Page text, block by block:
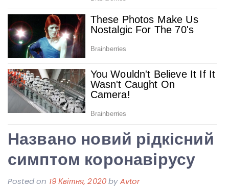
Названо новий рідкісний
симптом коронавірусу
Posted on 19 Квітня, 2020byAvtor